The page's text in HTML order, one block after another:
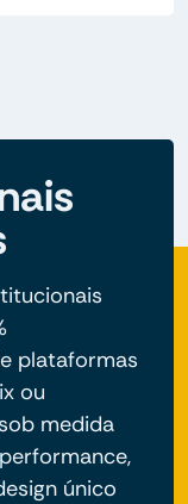
plataformas
ou
medida
único